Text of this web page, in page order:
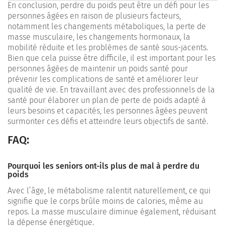
En conclusion, perdre du poids peut être un défi pour les
personnes âgées en raison de plusieurs facteurs,
notamment les changements métaboliques, la perte de
masse musculaire, les changements hormonaux, la
mobilité réduite et les problèmes de santé sous-jacents.
Bien que cela puisse être difficile, il est important pour les
personnes âgées de maintenir un poids santé pour
prévenir les complications de santé et améliorer leur
qualité de vie. En travaillant avec des professionnels de la
santé pour élaborer un plan de perte de poids adapté à
leurs besoins et capacités, les personnes âgées peuvent
surmonter ces défis et atteindre leurs objectifs de santé.
FAQ:
Pourquoi les seniors ont-ils plus de mal à perdre du
poids
Avec l’âge, le métabolisme ralentit naturellement, ce qui
signifie que le corps brûle moins de calories, même au
repos. La masse musculaire diminue également, réduisant
la dépense énergétique.